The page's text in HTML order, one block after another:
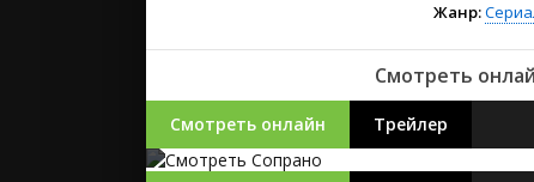
Жанр:
Смотреть
Смотреть онлайн Трейлер